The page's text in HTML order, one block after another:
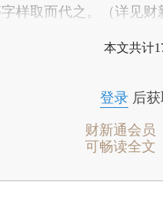
字样取而代之。（详见财
本文共计
登录后获
财新通会员
可畅读全文